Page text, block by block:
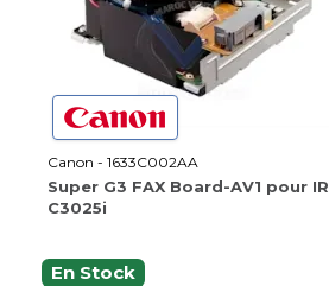
Canon - 1633C002AA
Super G3 FAX Board-AV1 pour IR
C3025i
En Stock